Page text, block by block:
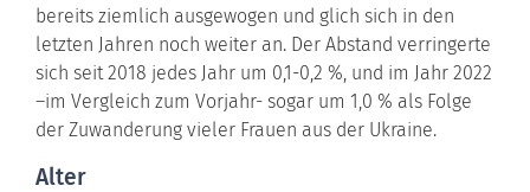
bereits ziemlich ausgewogen und glich sich in den
letzten Jahren noch weiter an. Der Abstand verringerte
sich seit 2018 jedes Jahr um 0,1-0,2 %, und im Jahr 2022
–im Vergleich zum Vorjahr- sogar um 1,0 % als Folge
der Zuwanderung vieler Frauen aus der Ukraine.
Alter